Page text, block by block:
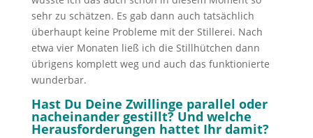
sehr zu schätzen. Es gab dann auch tatsächlich
überhaupt keine Probleme mit der Stillerei. Nach
etwa vier Monaten ließ ich die Stillhütchen dann
übrigens komplett weg und auch das funktionierte
wunderbar.
Hast Du Deine Zwillinge parallel oder
nacheinander gestillt? Und welche
Herausforderungen hattet Ihr damit?